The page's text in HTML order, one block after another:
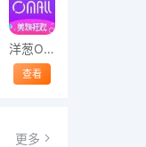
洋葱OMALL
查看
更多